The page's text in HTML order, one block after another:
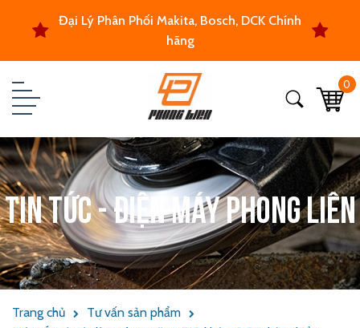
Đại Lý Phân Phối Makita, Bosch, DCK Chính
hãng
0
Tin tức - Điện máy Phong Liên
Trang chủ
Tư vấn sản phẩm